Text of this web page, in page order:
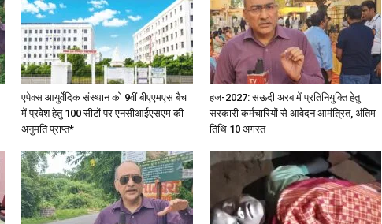
Today
Hindi
एपेक्स आयुर्वेदिक संस्थान को 9वीं बीएएमएस बैच
में प्रवेश हेतु 100 सीटों पर एनसीआईएसएम की
अनुमति प्राप्त*
हज-2027: सऊदी अरब में प्रतिनियुक्ति हेतु
सरकारी कर्मचारियों से आवेदन आमंत्रित, अंतिम
तिथि 10 अगस्त